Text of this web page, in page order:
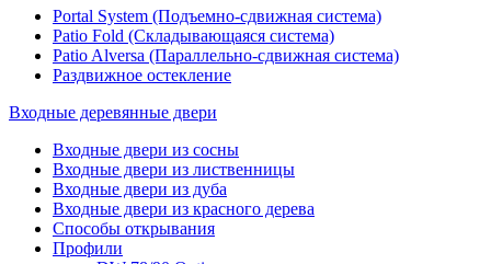
Portal System (Подъемно-сдвижная система)
Patio Fold (Складывающаяся система)
Patio Alversa (Параллельно-сдвижная система)
Раздвижное остекление
Входные деревянные двери
Входные двери из сосны
Входные двери из лиственницы
Входные двери из дуба
Входные двери из красного дерева
Способы открывания
Профили